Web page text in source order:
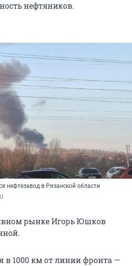
нефтяников.
нефтезавод в Рязанской области
рынке Игорь Юшков
в 1000 км от линии фронта —